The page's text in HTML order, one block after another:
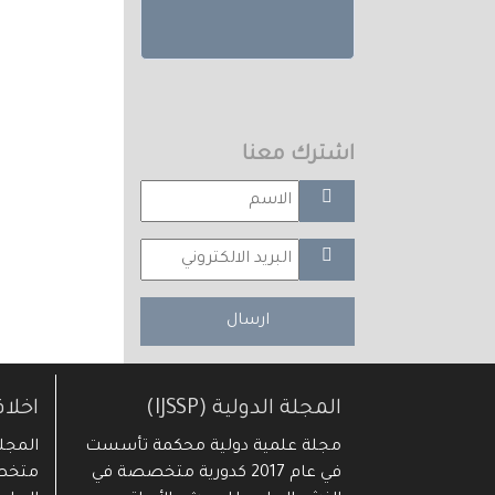
اشترك معنا
ارسال
المجلة الدولية (IJSSP)
مجلة علمية دولية محكمة تأسست
في عام 2017 كدورية متخصصة في